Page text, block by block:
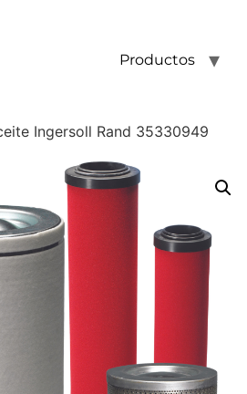
Productos
Ingersoll Rand 35330949